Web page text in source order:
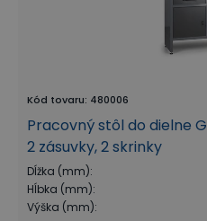
Kód tovaru: 480006
Pracovný stôl do dielne
2 zásuvky, 2 skrinky
Dĺžka (mm):
Hĺbka (mm):
Výška (mm):